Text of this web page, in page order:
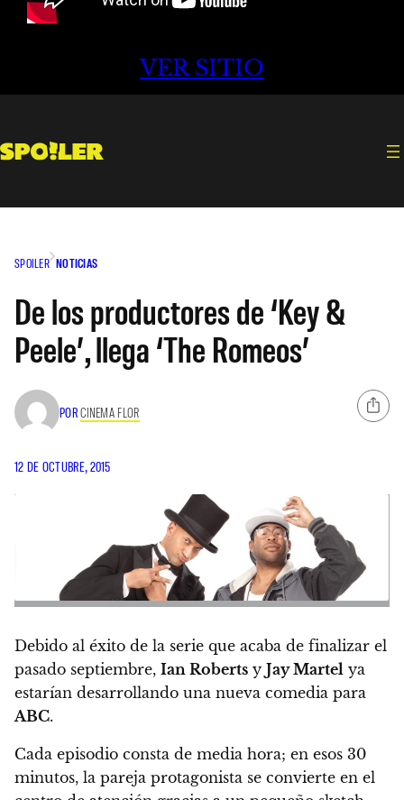
VER SITIO
SPOILER NOTICIAS
De los productores de ‘Key &
Peele’, llega ‘The Romeos’
PORCINEMA FLOR
12 DE OCTUBRE, 2015
Debido al éxito de la serie que acaba de finalizar el
pasado septiembre, Ian Roberts y Jay Martel ya
estarían desarrollando una nueva comedia para
ABC.
Cada episodio consta de media hora; en esos 30
minutos, la pareja protagonista se convierte en el